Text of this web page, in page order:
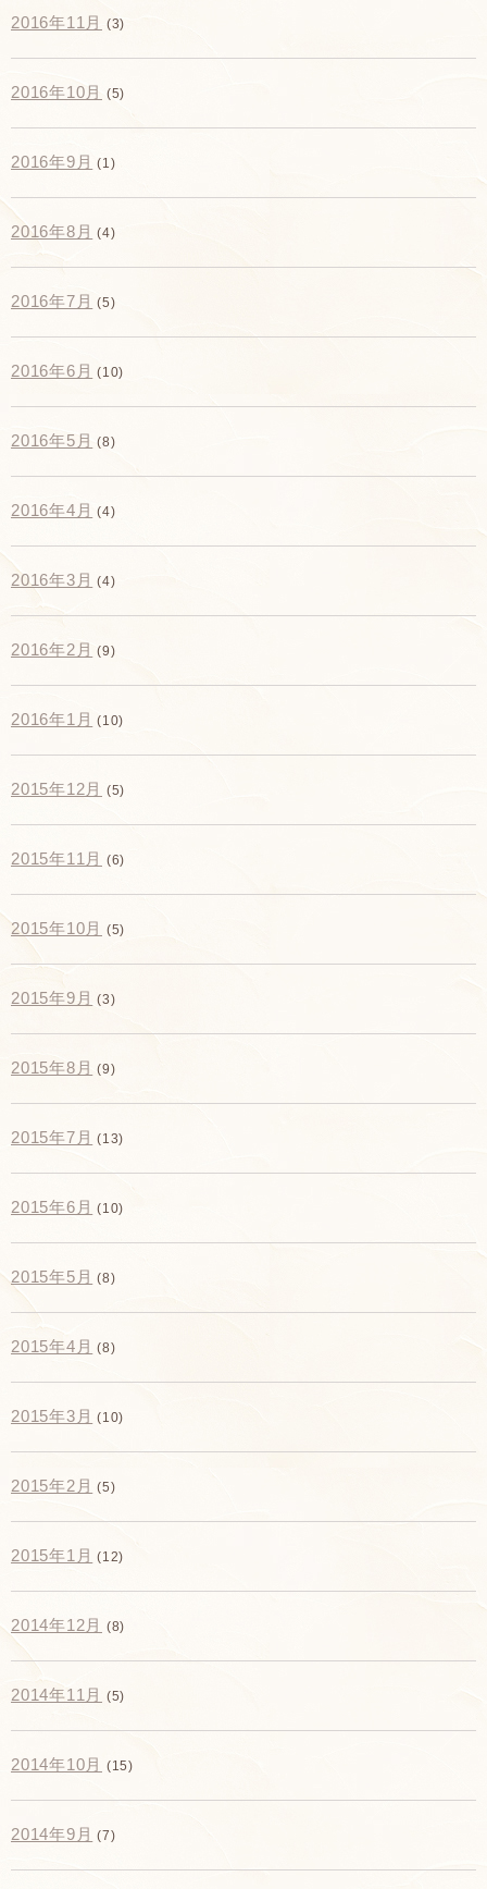
2016年11月 (3)
2016年10月 (5)
2016年9月 (1)
2016年8月 (4)
2016年7月 (5)
2016年6月 (10)
2016年5月 (8)
2016年4月 (4)
2016年3月 (4)
2016年2月 (9)
2016年1月 (10)
2015年12月 (5)
2015年11月 (6)
2015年10月 (5)
2015年9月 (3)
2015年8月 (9)
2015年7月 (13)
2015年6月 (10)
2015年5月 (8)
2015年4月 (8)
2015年3月 (10)
2015年2月 (5)
2015年1月 (12)
2014年12月 (8)
2014年11月 (5)
2014年10月 (15)
2014年9月 (7)